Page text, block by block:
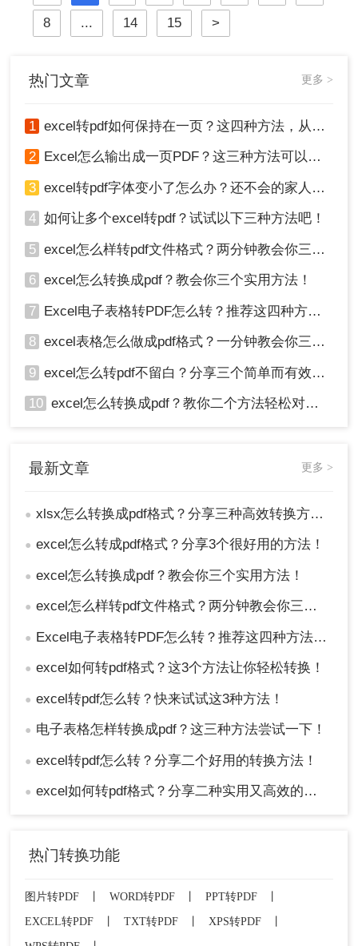
格式。那么excel怎么转pdf格式呢？接
下来推荐3个excel转PDF的方案，一
8 ... 14 15 >
热门文章 更多 >
1 excel转pdf如何保持在一页？这四种方法，从此再也不用分页困扰你！
2 Excel怎么输出成一页PDF？这三种方法可以解决！
3 excel转pdf字体变小了怎么办？还不会的家人们快进来看
4 如何让多个excel转pdf？试试以下三种方法吧！
5 excel怎么样转pdf文件格式？两分钟教会你三种方法
6 excel怎么转换成pdf？教会你三个实用方法！
7 Excel电子表格转PDF怎么转？推荐这四种方法给大家！
8 excel表格怎么做成pdf格式？一分钟教会你三个方法！
9 excel怎么转pdf不留白？分享三个简单而有效的方法！
10 excel怎么转换成pdf？教你二个方法轻松对应！
最新文章 更多 >
● xlsx怎么转换成pdf格式？分享三种高效转换方法！
● excel怎么转成pdf格式？分享3个很好用的方法！
● excel怎么转换成pdf？教会你三个实用方法！
● excel怎么样转pdf文件格式？两分钟教会你三种方法
● Excel电子表格转PDF怎么转？推荐这四种方法给大家！
● excel如何转pdf格式？这3个方法让你轻松转换！
● excel转pdf怎么转？快来试试这3种方法！
● 电子表格怎样转换成pdf？这三种方法尝试一下！
● excel转pdf怎么转？分享二个好用的转换方法！
● excel如何转pdf格式？分享二种实用又高效的方法!
热门转换功能
图片转PDF WORD转PDF PPT转PDF
EXCEL转PDF
TXT转PDF XPS转PDF